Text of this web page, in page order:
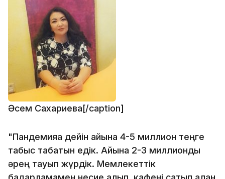
Әсем Сахариева[/caption]
"Пандемияға дейін айына 4-5 миллион теңге
табыс табатын едік. Айына 2-3 миллионды
әрең тауып жүрдік. Мемлекеттік